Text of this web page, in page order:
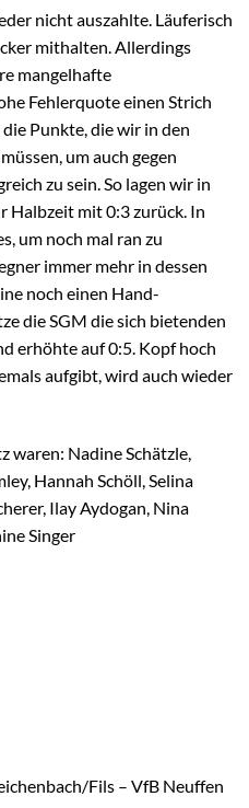
nicht auszahlte. Läuferisch
mithalten. Allerdings
mangelhafte
Fehlerquote einen Strich
Punkte, die wir in den
um auch gegen
zu sein. So lagen wir in
Halbzeit mit 0:3 zurück. In
um noch mal ran zu
immer mehr in dessen
noch einen Hand-
die SGM die sich bietenden
erhöhte auf 0:5. Kopf hoch
aufgibt, wird auch wieder
waren: Nadine Schätzle,
Hannah Schöll, Selina
Ilay Aydogan, Nina
Singer
​Fils – VfB Neuffen